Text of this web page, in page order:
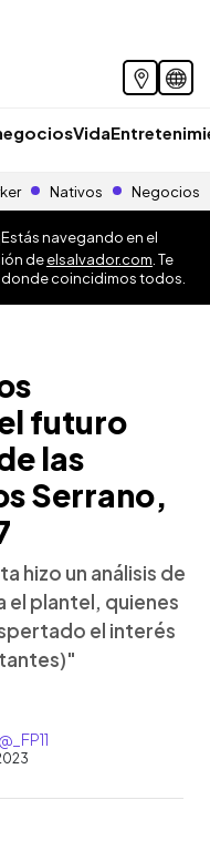
Vida
Nativos Negocios
navegando en el
deelsalvador.com . Te
coincidimos todos.
futuro
las
Serrano,
hizo un análisis de
el plantel, quienes
el interés